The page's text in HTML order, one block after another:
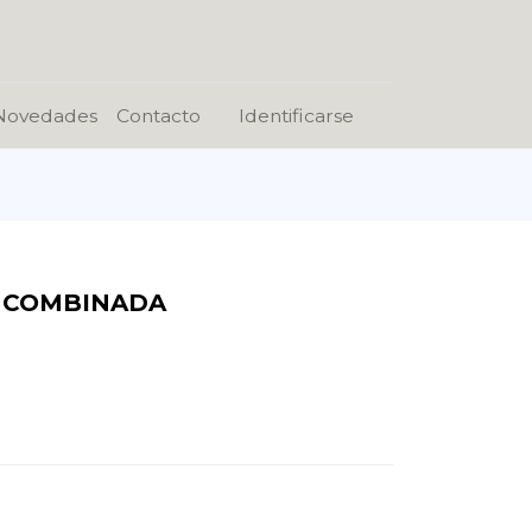
Contacto Identificarse